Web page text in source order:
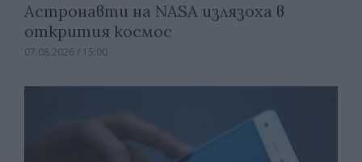
Астронавти на NASA излязоха в
открития космос
07.08.2026 / 15:00